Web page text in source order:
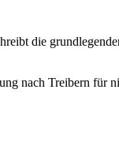
die
nach Treibern